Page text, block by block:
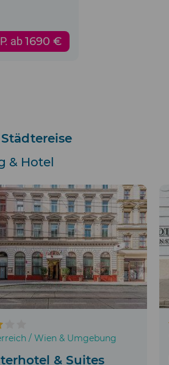
ab1690 €
& Hotel
/ Wien & Umgebung
& Suites